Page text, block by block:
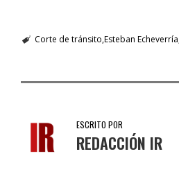
Corte de tránsito Esteban Echeverría
ESCRITO POR
REDACCIÓN IR